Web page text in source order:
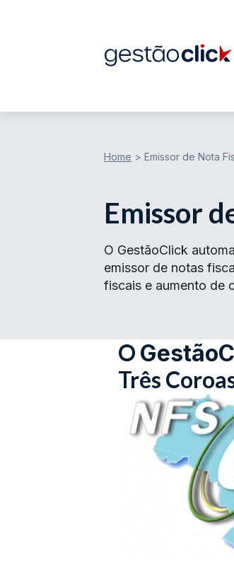
Home > Emissor de Nota
Emissor
O GestãoClick
emissor de notas
fiscais e aumento de
O
Três